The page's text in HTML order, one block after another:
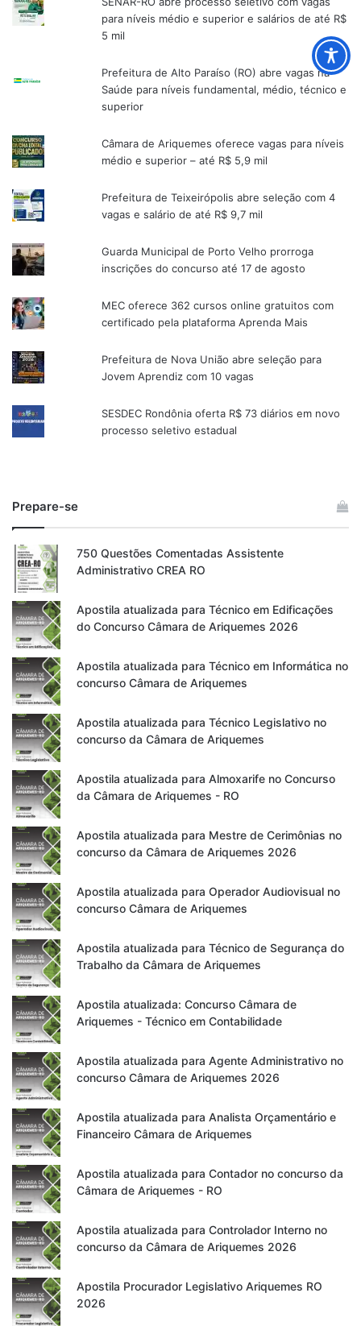
para níveis médio e superior e salários de até R$
5 mil
Prefeitura de Alto Paraíso (RO) abre vagas na
Saúde para níveis fundamental, médio, técnico e
superior
Câmara de Ariquemes oferece vagas para níveis
médio e superior – até R$ 5,9 mil
Prefeitura de Teixeirópolis abre seleção com 4
vagas e salário de até R$ 9,7 mil
Guarda Municipal de Porto Velho prorroga
inscrições do concurso até 17 de agosto
MEC oferece 362 cursos online gratuitos com
certificado pela plataforma Aprenda Mais
Prefeitura de Nova União abre seleção para
Jovem Aprendiz com 10 vagas
SESDEC Rondônia oferta R$ 73 diários em novo
processo seletivo estadual
Prepare-se
750 Questões Comentadas Assistente
Administrativo CREA RO
Apostila atualizada para Técnico em Edificações
do Concurso Câmara de Ariquemes 2026
Apostila atualizada para Técnico em Informática no
concurso Câmara de Ariquemes
Apostila atualizada para Técnico Legislativo no
concurso da Câmara de Ariquemes
Apostila atualizada para Almoxarife no Concurso
da Câmara de Ariquemes - RO
Apostila atualizada para Mestre de Cerimônias no
concurso da Câmara de Ariquemes 2026
Apostila atualizada para Operador Audiovisual no
concurso Câmara de Ariquemes
Apostila atualizada para Técnico de Segurança do
Trabalho da Câmara de Ariquemes
Apostila atualizada: Concurso Câmara de
Ariquemes - Técnico em Contabilidade
Apostila atualizada para Agente Administrativo no
concurso Câmara de Ariquemes 2026
Apostila atualizada para Analista Orçamentário e
Financeiro Câmara de Ariquemes
Apostila atualizada para Contador no concurso da
Câmara de Ariquemes - RO
Apostila atualizada para Controlador Interno no
concurso da Câmara de Ariquemes 2026
Apostila Procurador Legislativo Ariquemes RO
2026